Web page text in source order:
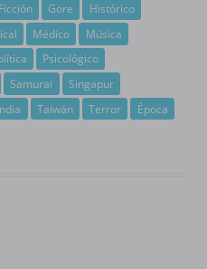
Ficción Gore
Histórico
Médico
Música
Psicológico
Samurai
Singapur
Taiwán Terror Época